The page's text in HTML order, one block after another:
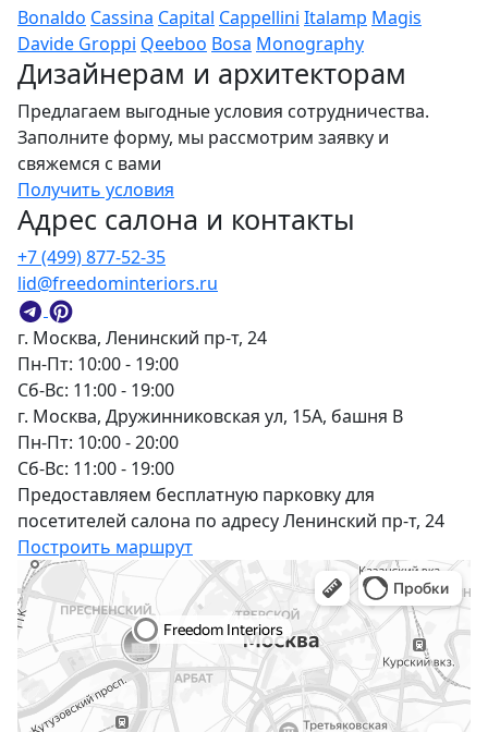
Bonaldo Cassina Capital Cappellini Italamp Magis
Davide Groppi Qeeboo Bosa Monography
Дизайнерам и архитекторам
Предлагаем выгодные условия сотрудничества.
Заполните форму, мы рассмотрим заявку и
свяжемся с вами
Получить условия
Адрес салона и контакты
г. Москва, Ленинский пр-т, 24
Пн-Пт: 10:00 - 19:00
Сб-Вс: 11:00 - 19:00
г. Москва, Дружинниковская ул, 15А, башня В
Пн-Пт: 10:00 - 20:00
Сб-Вс: 11:00 - 19:00
Предоставляем бесплатную парковку для
посетителей салона по адресу Ленинский пр-т, 24
Построить маршрут
+7 (499) 877-52-35
lid@freedominteriors.ru